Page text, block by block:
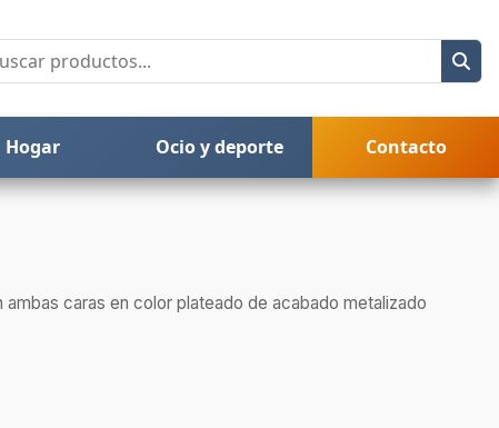
Hogar Ocio y deporte Contacto
ambas caras en color plateado de acabado metalizado